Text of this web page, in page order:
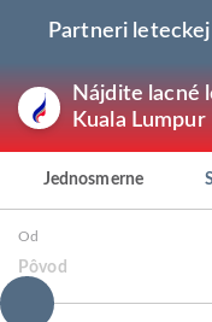
Partneri
Nájdite lacné
Kuala Lumpur
Jednosmerne
Od
Pôvod